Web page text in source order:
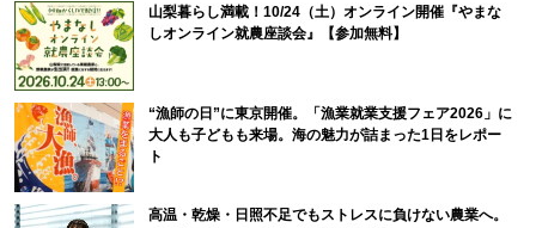
山梨暮らし満載！10/24（土）オンライン開催『やまな
しオンライン就農座談会』【参加無料】
“漁師の日”に東京開催。「漁業就業支援フェア2026」に
大人も子どもも来場。海の魅力が詰まった1日をレポー
ト
高温・乾燥・日照不足でもストレスに負けない農業へ。